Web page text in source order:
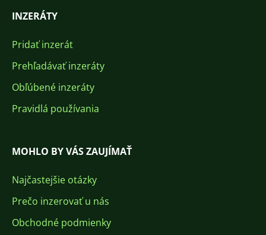
INZERÁTY
Pridať inzerát
Prehľadávať inzeráty
Obľúbené inzeráty
Pravidlá používania
MOHLO BY VÁS ZAUJÍMAŤ
Najčastejšie otázky
Prečo inzerovať u nás
Obchodné podmienky